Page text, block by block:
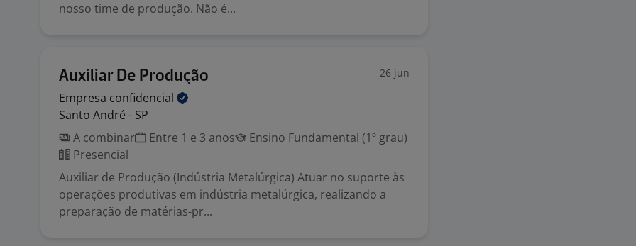
nosso time de produção. Não é...
Auxiliar De Produção 26 jun
Empresa confidencial
Santo André - SP
A combinar
Entre 1 e 3 anos
Ensino Fundamental (1º grau)
Presencial
Auxiliar de Produção (Indústria Metalúrgica) Atuar no suporte às
operações produtivas em indústria metalúrgica, realizando a
preparação de matérias-pr...